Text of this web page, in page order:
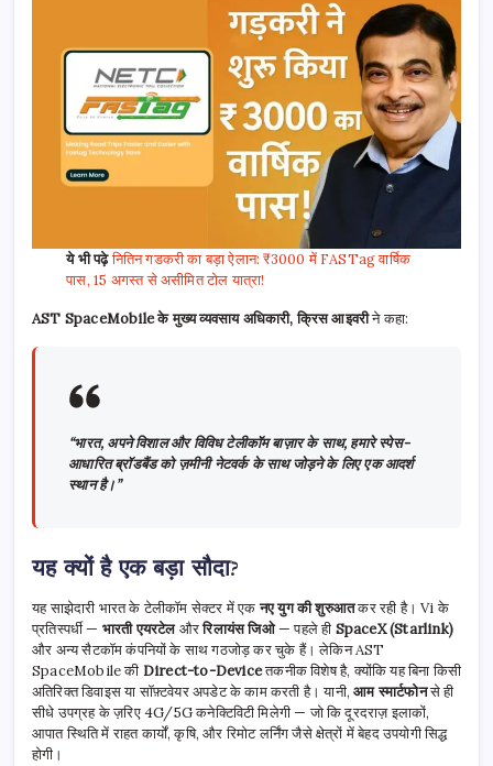
ये भी पढ़ेनितिन गडकरी का बड़ा ऐलान: ₹3000 में FASTag वार्षिक
पास, 15 अगस्त से असीमित टोल यात्रा!
AST SpaceMobile के मुख्य व्यवसाय अधिकारी, क्रिस आइवरीने कहा:
“भारत, अपने विशाल और विविध टेलीकॉम बाज़ार के साथ, हमारे स्पेस-
आधारित ब्रॉडबैंड को ज़मीनी नेटवर्क के साथ जोड़ने के लिए एक आदर्श
स्थान है।”
यह क्यों है एक बड़ा सौदा?
यह साझेदारी भारत के टेलीकॉम सेक्टर में एकनए युग की शुरुआतकर रही है। Vi के
प्रतिस्पर्धी — भारती एयरटेलऔररिलायंस जिओ— पहले ही SpaceX (Starlink)
और अन्य सैटकॉम कंपनियों के साथ गठजोड़ कर चुके हैं। लेकिन AST
SpaceMobile की Direct-to-Deviceतकनीक विशेष है, क्योंकि यह बिना किसी
अतिरिक्त डिवाइस या सॉफ़्टवेयर अपडेट के काम करती है। यानी,आम स्मार्टफोनसे ही
सीधे उपग्रह के ज़रिए 4G/5G कनेक्टिविटी मिलेगी — जो कि दूरदराज़ इलाकों,
आपात स्थिति में राहत कार्यों, कृषि, और रिमोट लर्निंग जैसे क्षेत्रों में बेहद उपयोगी सिद्ध
होगी।